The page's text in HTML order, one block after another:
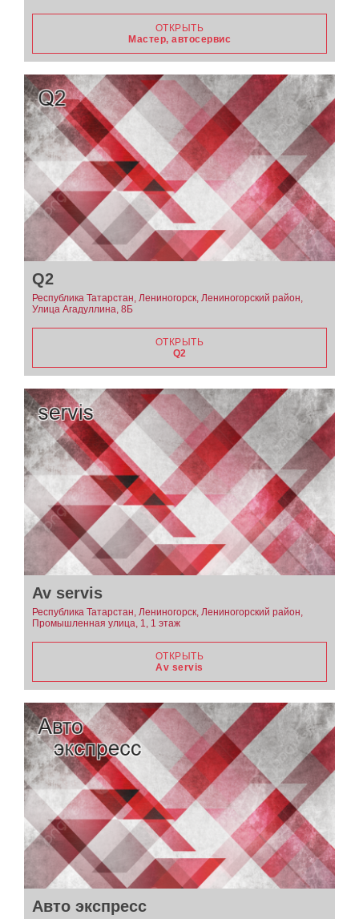
ОТКРЫТЬ
Мастер, автосервис
Q2
Республика Татарстан, Лениногорск, Лениногорский район,
Улица Агадуллина, 8Б
ОТКРЫТЬ
Q2
Av servis
Республика Татарстан, Лениногорск, Лениногорский район,
Промышленная улица, 1, 1 этаж
ОТКРЫТЬ
Av servis
Авто экспресс